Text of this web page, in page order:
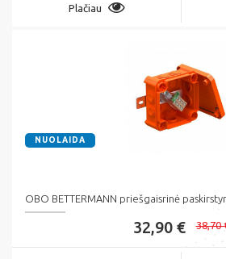
Plačiau
NUOLAIDA
OBO BETTERMANN priešgaisrinė
32,90 € 38,70